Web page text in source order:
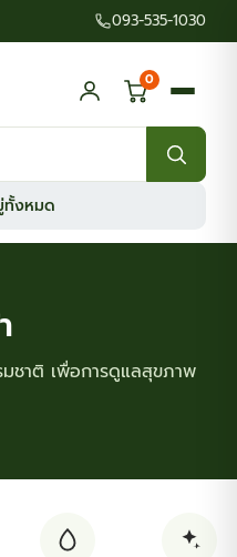
093-535-1030
0
งหมด
ชาติ เพื่อการดูแลสุขภาพ